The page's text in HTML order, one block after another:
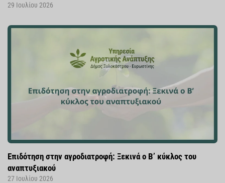
29 Ιουλίου 2026
Επιδότηση στην αγροδιατροφή: Ξεκινά ο Β’ κύκλος του
αναπτυξιακού
27 Ιουλίου 2026